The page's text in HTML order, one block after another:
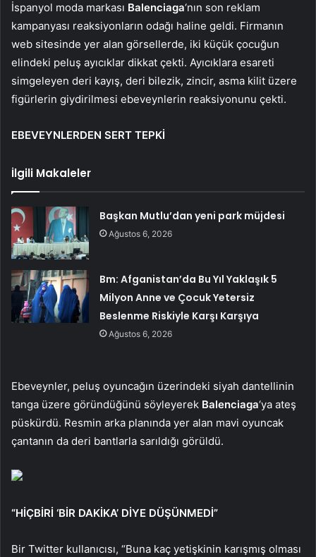
İspanyol moda markası Balenciaga‘nın son reklam
kampanyası reaksiyonların odağı haline geldi. Firmanın
web sitesinde yer alan görsellerde, iki küçük çocuğun
elindeki peluş ayıcıklar dikkat çekti. Ayıcıklara esareti
simgeleyen deri kayış, deri bilezik, zincir, asma kilit üzere
figürlerin giydirilmesi ebeveynlerin reaksiyonunu çekti.
EBEVEYNLERDEN SERT TEPKİ
İlgili Makaleler
Başkan Mutlu’dan yeni park müjdesi
Ağustos 6, 2026
Bm: Afganistan’da Bu Yıl Yaklaşık 5
Milyon Anne ve Çocuk Yetersiz
Beslenme Riskiyle Karşı Karşıya
Ağustos 6, 2026
Ebeveynler, peluş oyuncağın üzerindeki siyah dantellinin
tanga üzere göründüğünü söyleyerek Balenciaga‘ya ateş
püskürdü. Resmin arka planında yer alan mavi oyuncak
çantanın da deri bantlarla sarıldığı görüldü.
“HİÇBİRİ ‘BİR DAKİKA’ DİYE DÜŞÜNMEDİ”
Bir Twitter kullanıcısı, “Buna kaç yetişkinin karışmış olması